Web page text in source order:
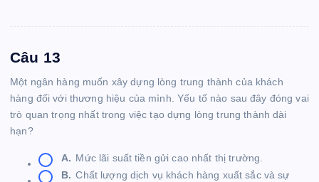
Câu 13
Một ngân hàng muốn xây dựng lòng trung thành của khách
hàng đối với thương hiệu của mình. Yếu tố nào sau đây đóng vai
trò quan trọng nhất trong việc tạo dựng lòng trung thành dài
hạn?
A. Mức lãi suất tiền gửi cao nhất thị trường.
B. Chất lượng dịch vụ khách hàng xuất sắc và sự